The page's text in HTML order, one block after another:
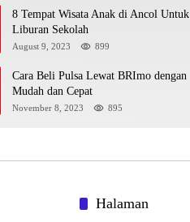
8 Tempat Wisata Anak di Ancol Untuk
Liburan Sekolah
August 9, 2023 899
Cara Beli Pulsa Lewat BRImo dengan
Mudah dan Cepat
November 8, 2023 895
Halaman